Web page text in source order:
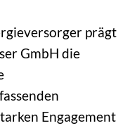
prägt
GmbH die
Engagement